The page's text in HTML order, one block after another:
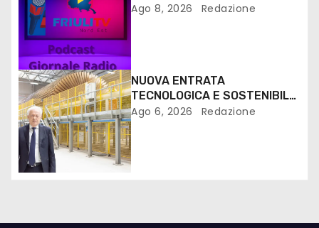
Ago 8, 2026 Redazione
NUOVA ENTRATA
TECNOLOGICA E SOSTENIBILE
PER I MEZZI PESANTI ALLA
Ago 6, 2026 Redazione